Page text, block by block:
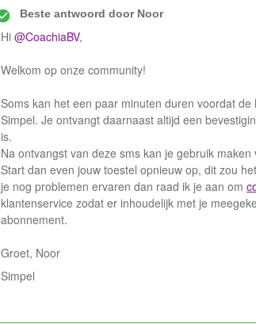
Beste antwoord doorNoor
Hi @CoachiaBV,
Welkom op onze community!
Soms kan het een paar minuten duren voordat
Simpel. Je ontvangt daarnaast altijd een
is.
Na ontvangst van deze sms kan je gebruik
Start dan even jouw toestel opnieuw op, dit zou
je nog problemen ervaren dan raad ik je aan om
klantenservice zodat er inhoudelijk met je
abonnement.
Groet, Noor
Simpel